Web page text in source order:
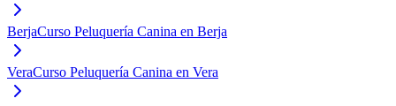
BerjaCurso Peluquería Canina en Berja
VeraCurso Peluquería Canina en Vera